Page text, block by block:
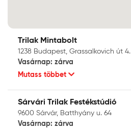
Trilak Mintabolt
1238 Budapest, Grassalkovich út 4.
Vasárnap: zárva
Mutass többet
Sárvári Trilak Festékstúdió
9600 Sárvár, Batthyány u. 64
Vasárnap: zárva